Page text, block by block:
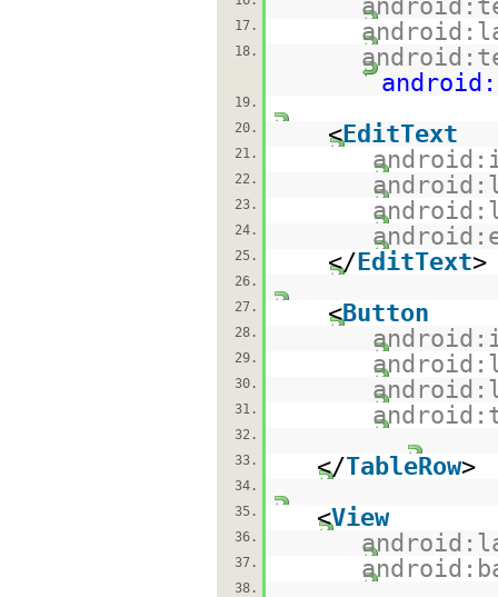
17.
18.
19.
20.
<EditText
21.
22.
23.
24.
25. </EditText>
26.
27.
<Button
28.
29.
30.
31.
32.
33.
</TableRow>
34.
35.
<View
36.
37.
38.